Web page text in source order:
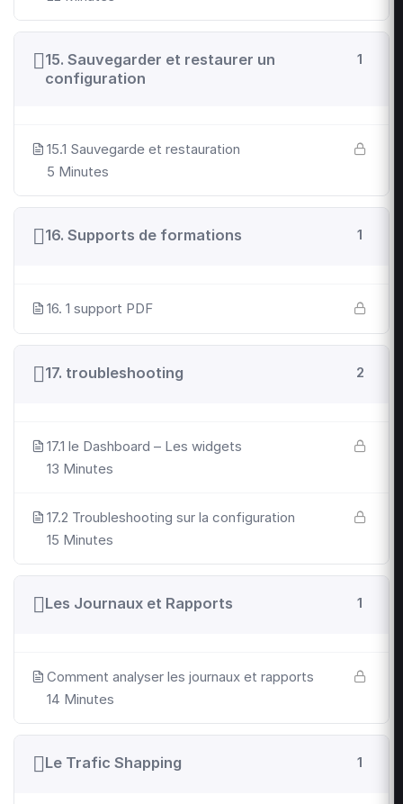
15. Sauvegarder et restaurer un
configuration
1
15.1 Sauvegarde et restauration
5 Minutes
16. Supports de formations 1
16. 1 support PDF
17. troubleshooting 2
17.1 le Dashboard – Les widgets
13 Minutes
17.2 Troubleshooting sur la configuration
15 Minutes
Les Journaux et Rapports 1
Comment analyser les journaux et rapports
14 Minutes
Le Trafic Shapping 1